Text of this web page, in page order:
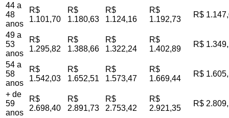
44 a
48
anos
R$
1.101,70
R$
1.180,63
R$
1.124,16
R$
1.192,73
R$
49 a
53
anos
R$
1.295,82
R$
1.388,66
R$
1.322,24
R$
1.402,89
R$
54 a
58
anos
R$
1.542,03
R$
1.652,51
R$
1.573,47
R$
1.669,44
R$
+ de
59
anos
R$
2.698,40
R$
2.891,73
R$
2.753,42
R$
2.921,35
R$